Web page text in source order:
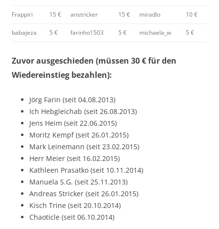
Frappiri 15 € anstricker 15 € miradlo 10 €
babajeza 5 € farinho1503 5 € michaela_w 5 €
Zuvor ausgeschieden (müssen 30 € für den
Wiedereinstieg bezahlen):
Jörg Farin (seit 04.08.2013)
Ich Hebgleichab (seit 26.08.2013)
Jens Heim (seit 22.06.2015)
Moritz Kempf (seit 26.01.2015)
Mark Leinemann (seit 23.02.2015)
Herr Meier (seit 16.02.2015)
Kathleen Prasatko (seit 10.11.2014)
Manuela S.G. (seit 25.11.2013)
Andreas Stricker (seit 26.01.2015)
Kisch Trine (seit 20.10.2014)
Chaoticle (seit 06.10.2014)